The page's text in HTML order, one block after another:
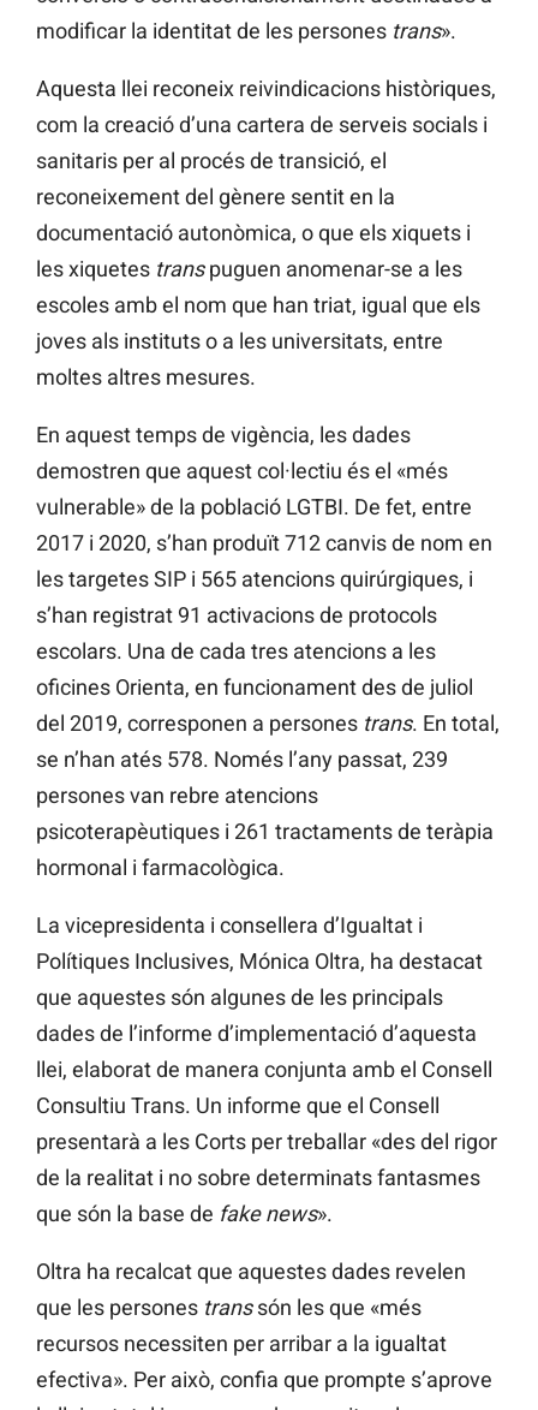
modificar la identitat de les persones trans».
Aquesta llei reconeix reivindicacions històriques,
com la creació d’una cartera de serveis socials i
sanitaris per al procés de transició, el
reconeixement del gènere sentit en la
documentació autonòmica, o que els xiquets i
les xiquetes transpuguen anomenar-se a les
escoles amb el nom que han triat, igual que els
joves als instituts o a les universitats, entre
moltes altres mesures.
En aquest temps de vigència, les dades
demostren que aquest col·lectiu és el «més
vulnerable» de la població LGTBI. De fet, entre
2017 i 2020, s’han produït 712 canvis de nom en
les targetes SIP i 565 atencions quirúrgiques, i
s’han registrat 91 activacions de protocols
escolars. Una de cada tres atencions a les
oficines Orienta, en funcionament des de juliol
del 2019, corresponen a persones trans. En total,
se n’han atés 578. Només l’any passat, 239
persones van rebre atencions
psicoterapèutiques i 261 tractaments de teràpia
hormonal i farmacològica.
La vicepresidenta i consellera d’Igualtat i
Polítiques Inclusives, Mónica Oltra, ha destacat
que aquestes són algunes de les principals
dades de l’informe d’implementació d’aquesta
llei, elaborat de manera conjunta amb el Consell
Consultiu Trans. Un informe que el Consell
presentarà a les Corts per treballar «des del rigor
de la realitat i no sobre determinats fantasmes
que són la base de fake news».
Oltra ha recalcat que aquestes dades revelen
que les persones transsón les que «més
recursos necessiten per arribar a la igualtat
efectiva». Per això, confia que prompte s’aprove